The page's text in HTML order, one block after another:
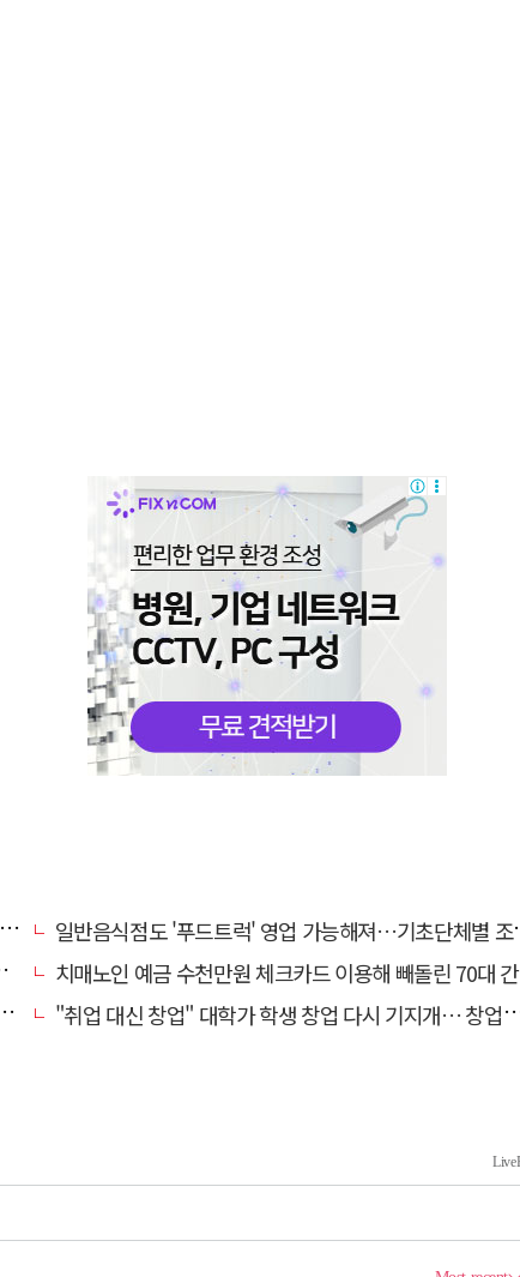
일반음식점도 '푸드트럭' 영업 가능해져…기초단체별 조례 개정 움직임
치매노인 예금 수천만원 체크카드 이용해 빼돌린 70대 간병인, 집행유예
"취업 대신 창업" 대학가 학생 창업 다시 기지개… 창업자·기업·매출 동반 성장